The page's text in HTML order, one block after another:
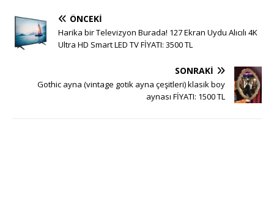
ÖNCEKI
Harika bir Televizyon Burada! 127 Ekran Uydu Alıcılı 4K
Ultra HD Smart LED TV FİYATI: 3500 TL
SONRAKI
Gothic ayna (vintage gotik ayna çeşitleri) klasik boy
aynası FİYATI: 1500 TL